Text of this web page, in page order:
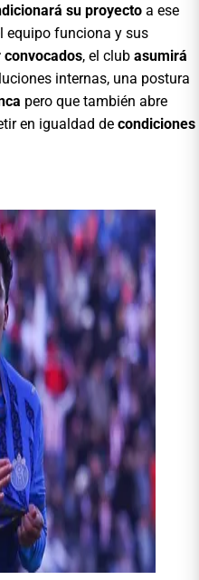
su proyecto a ese
equipo funciona y sus
convocados, el club asumirá
internas, una postura
pero que también abre
en igualdad de condiciones